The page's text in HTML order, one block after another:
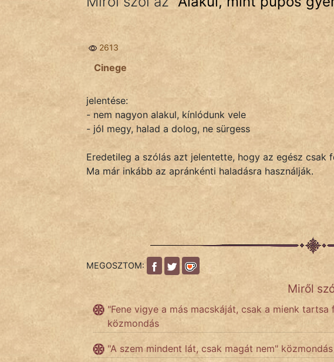
Szóláscsoportok
KÖZMONDÁS
FILM
2613
Cinege
jelentése:
- nem nagyon alakul, kínlódunk vele
- jól megy, halad a dolog, ne sürgess
Eredetileg a szólás azt jelentette, hogy az egész csak
Ma már inkább az apránkénti haladásra használják.
MEGOSZTOM:
Miről
"Fene vigye a más macskáját, csak a mienk tartsa
közmondás
"A szem mindent lát, csak magát nem" közmondás